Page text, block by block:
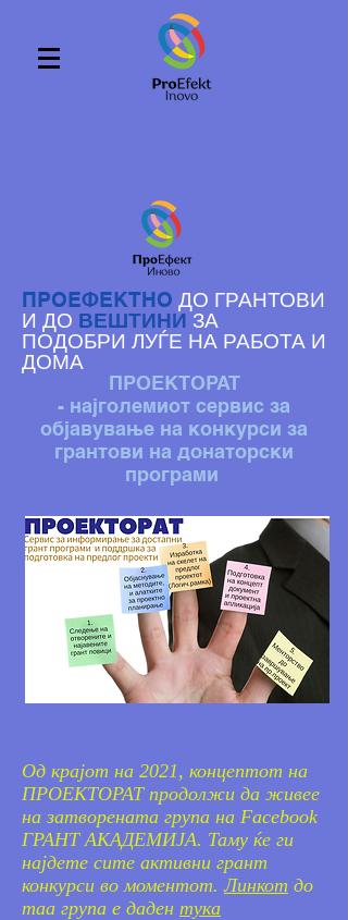
ПРОЕФЕКТНО ДО ГРАНТОВИ
И ДО ВЕШТИНИЗА
ПОДОБРИ ЛУЃЕ НА РАБОТА И
ДОМА
ПРОЕКТОРАТ
- најголемиот сервис за
објавување на конкурси за
грантови на донаторски
програми
Од крајот на 2021, концептот на
ПРОЕКТОРАТ продолжи да живее
на затворената група на Facebook
ГРАНТ АКАДЕМИЈА. Таму ќе ги
најдете сите активни грант
конкурси во моментот.Линкот до
таа група е даден тука